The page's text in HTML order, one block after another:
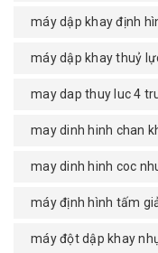
máy dập khay định
máy dập khay thuỷ
may dap thuy luc 4
may dinh hinh chan
may dinh hinh coc
máy định hình tấm
máy đột dập khay